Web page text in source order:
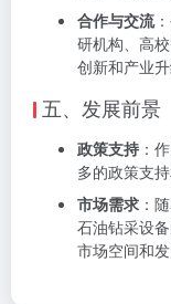
合作与交流
研机构、高
创新和产业升
五、发展前景
政策支持 ：
多的政策支
市场需求 ：
石油钻采设
市场空间和发